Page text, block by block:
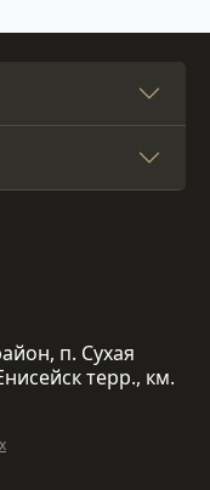
п. Сухая
терр., км.